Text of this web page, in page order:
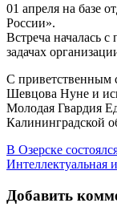
01 апреля на базе
России».
Встреча началась
задачах
С приветственным
Шевцова Нуне и
Молодая Гвардия
Калининградской
Навигация
по
записям
В Озерске
Интеллектуальная
Добавить